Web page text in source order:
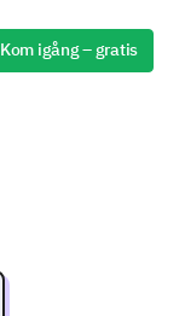
Kom igång – gratis